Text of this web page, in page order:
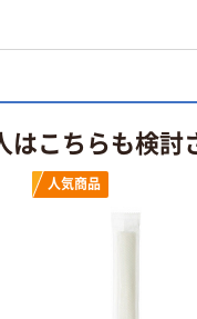
はこちらも検討
人気商品